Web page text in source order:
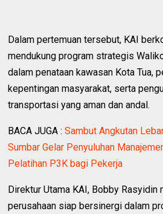
Dalam pertemuan tersebut, KAI
mendukung program strategis
dalam penataan kawasan Kota Tua,
kepentingan masyarakat, serta
transportasi yang aman dan andal.
BACA JUGA :Sambut Angkutan
Sumbar Gelar Penyuluhan
Pelatihan P3K bagi Pekerja
Direktur Utama KAI, Bobby Rasyidin
perusahaan siap bersinergi dalam